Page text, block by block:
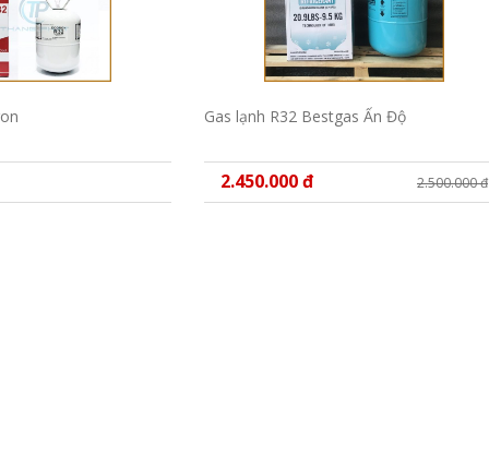
Gas lạnh R32 Bestgas Ấn Độ
2.450.000 đ 2.500.000 đ